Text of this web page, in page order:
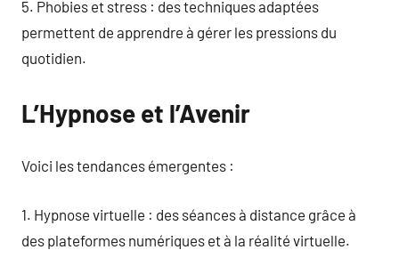
5. Phobies et stress : des techniques adaptées
permettent de apprendre à gérer les pressions du
quotidien.
L’Hypnose et l’Avenir
Voici les tendances émergentes :
1. Hypnose virtuelle : des séances à distance grâce à
des plateformes numériques et à la réalité virtuelle.